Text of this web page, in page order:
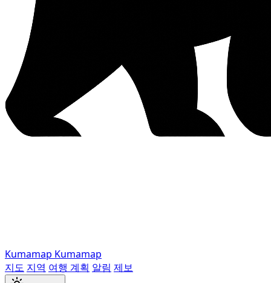
Kumamap Kumamap
지도 지역 여행 계획 알림 제보